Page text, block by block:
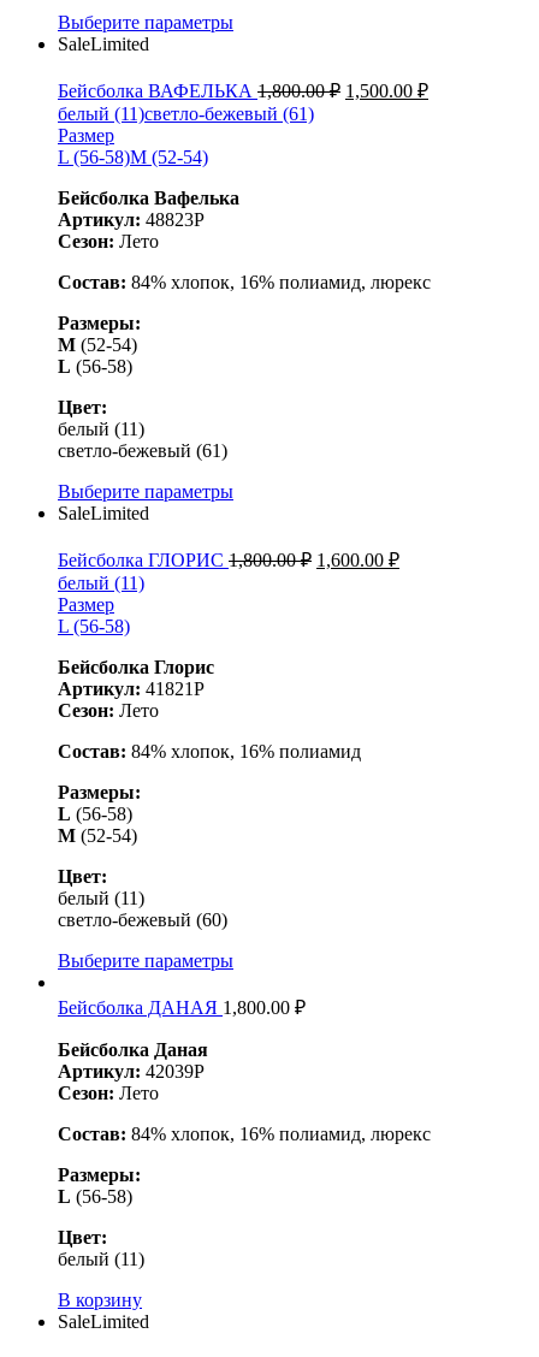
Выберите параметры
SaleLimited
Бейсболка ВАФЕЛЬКА 1,800.00₽ 1,500.00 ₽
белый (11)светло-бежевый (61)
Размер
L (56-58)M (52-54)
Бейсболка Вафелька
Артикул: 48823Р
Сезон: Лето
Состав: 84% хлопок, 16% полиамид, люрекс
Размеры:
M (52-54)
L (56-58)
Цвет:
белый (11)
светло-бежевый (61)
Выберите параметры
SaleLimited
Бейсболка ГЛОРИС 1,800.00₽ 1,600.00 ₽
белый (11)
Размер
L (56-58)
Бейсболка Глорис
Артикул: 41821Р
Сезон: Лето
Состав: 84% хлопок, 16% полиамид
Размеры:
L (56-58)
М (52-54)
Цвет:
белый (11)
светло-бежевый (60)
Выберите параметры
Бейсболка ДАНАЯ 1,800.00 ₽
Бейсболка Даная
Артикул: 42039Р
Сезон: Лето
Состав: 84% хлопок, 16% полиамид, люрекс
Размеры:
L (56-58)
Цвет:
белый (11)
В корзину
SaleLimited